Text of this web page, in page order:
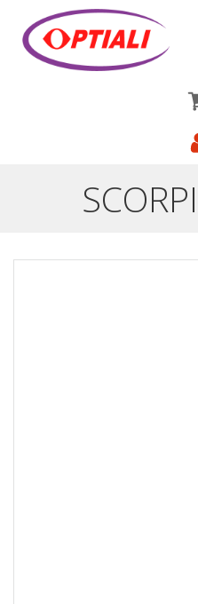
contenido